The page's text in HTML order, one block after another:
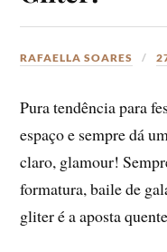
RAFAELLA SOARES
Pura tendência para
espaço e sempre dá
claro, glamour!
formatura, baile de
gliter é a aposta